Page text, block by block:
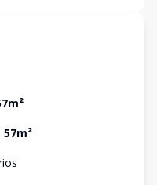
m²
57m²
s